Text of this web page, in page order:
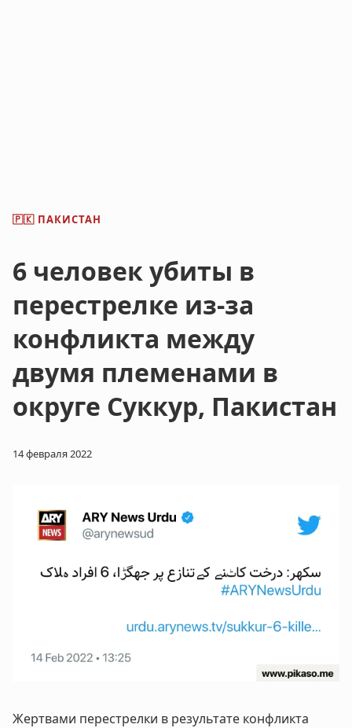
🇵🇰 ПАКИСТАН
6 человек убиты в
перестрелке из-за
конфликта между
двумя племенами в
округе Суккур, Пакистан
14 февраля 2022
Жертвами перестрелки в результате конфликта